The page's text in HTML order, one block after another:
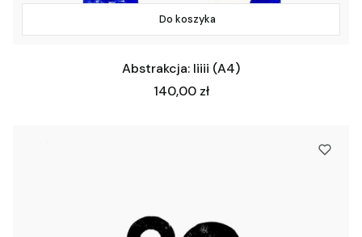
Do koszyka
Abstrakcja: Iiiii (A4)
Cena
140,00 zł